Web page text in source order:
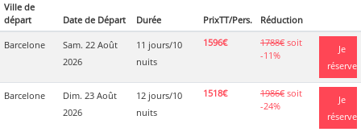
Ville de
départ
Date de Départ Durée PrixTT/Pers. Réduction
Barcelone
Sam. 22 Août
2026
11 jours/10
nuits
1596€ 1788€ soit
-11%
Je
réserve
Barcelone
Dim. 23 Août
2026
12 jours/10
nuits
1518€ 1986€ soit
-24%
Je
réserve